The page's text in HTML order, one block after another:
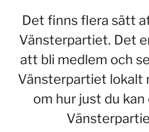
Det finns flera sätt
Vänsterpartiet. Det
att bli medlem och
Vänsterpartiet lokalt
om hur just du kan